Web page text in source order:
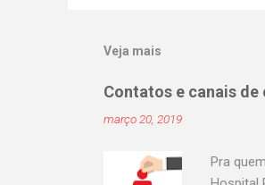
Veja mais
Contatos e canais
março 20, 2019
Pra